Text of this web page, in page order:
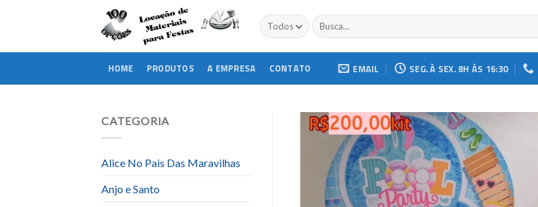
Buscar
por:
HOME PRODUTOS A EMPRESA CONTATO EMAIL SEG. À SEX. 8H ÀS 16:30
CATEGORIA
Alice No Pais Das Maravilhas
Anjo e Santo
wishlist